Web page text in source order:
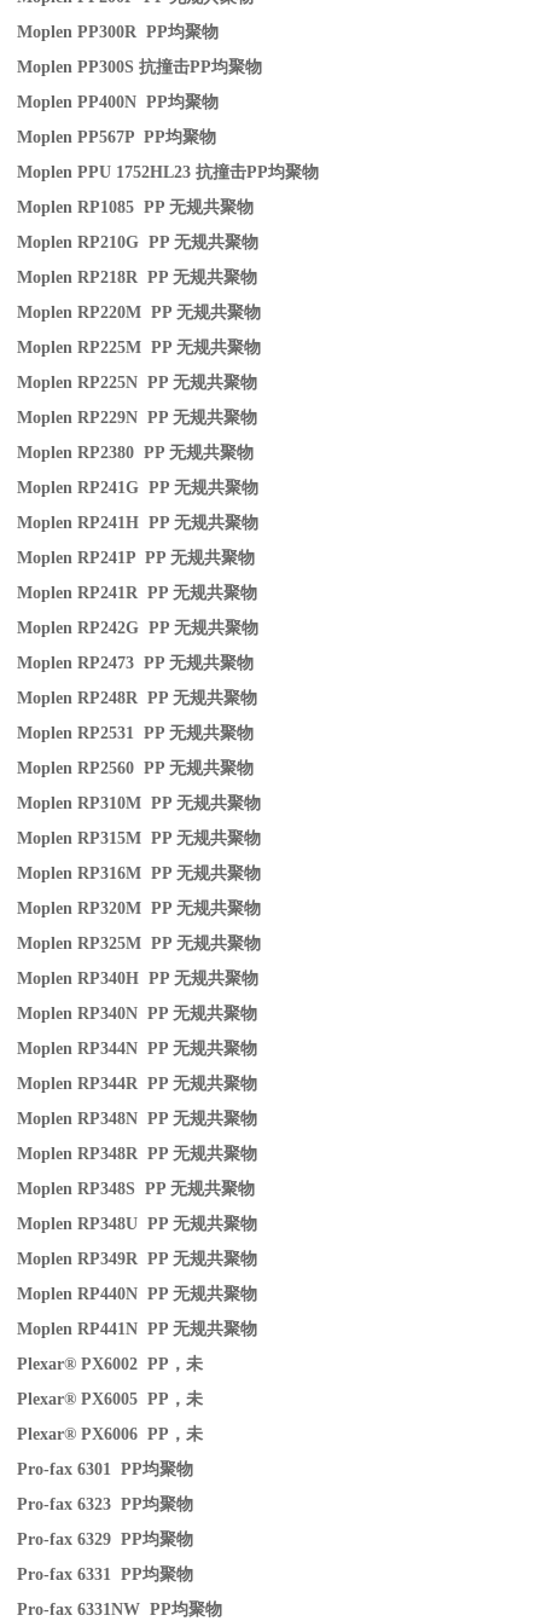
Moplen PP300R PP均聚物
Moplen PP300S抗撞击PP均聚物
Moplen PP400N PP均聚物
Moplen PP567P PP均聚物
Moplen PPU 1752HL23抗撞击PP均聚物
Moplen RP1085 PP无规共聚物
Moplen RP210G PP无规共聚物
Moplen RP218R PP无规共聚物
Moplen RP220M PP无规共聚物
Moplen RP225M PP无规共聚物
Moplen RP225N PP无规共聚物
Moplen RP229N PP无规共聚物
Moplen RP2380 PP无规共聚物
Moplen RP241G PP无规共聚物
Moplen RP241H PP无规共聚物
Moplen RP241P PP无规共聚物
Moplen RP241R PP无规共聚物
Moplen RP242G PP无规共聚物
Moplen RP2473 PP无规共聚物
Moplen RP248R PP无规共聚物
Moplen RP2531 PP无规共聚物
Moplen RP2560 PP无规共聚物
Moplen RP310M PP无规共聚物
Moplen RP315M PP无规共聚物
Moplen RP316M PP无规共聚物
Moplen RP320M PP无规共聚物
Moplen RP325M PP无规共聚物
Moplen RP340H PP无规共聚物
Moplen RP340N PP无规共聚物
Moplen RP344N PP无规共聚物
Moplen RP344R PP无规共聚物
Moplen RP348N PP无规共聚物
Moplen RP348R PP无规共聚物
Moplen RP348S PP无规共聚物
Moplen RP348U PP无规共聚物
Moplen RP349R PP无规共聚物
Moplen RP440N PP无规共聚物
Moplen RP441N PP无规共聚物
Plexar® PX6002 PP ，未
Plexar® PX6005 PP ，未
Plexar® PX6006 PP ，未
Pro-fax 6301 PP均聚物
Pro-fax 6323 PP均聚物
Pro-fax 6329 PP均聚物
Pro-fax 6331 PP均聚物
Pro-fax 6331NW PP均聚物